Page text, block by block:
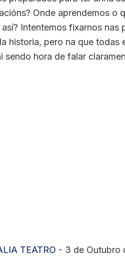
Onde aprendemos
Intentemos fixarnos
historia, pero na que
hora de falar
TEATRO - 3 de Outubro